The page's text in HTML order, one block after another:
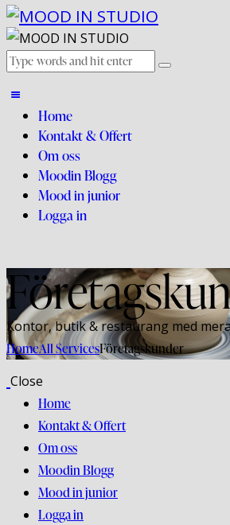
Home
Kontakt & Offert
Om oss
Moodin Blogg
Mood in junior
Logga in
Kontor, butik & restaurang med
HomeAll ServicesFöretagskunder
Close
Home
Kontakt & Offert
Om oss
Moodin Blogg
Mood in junior
Logga in